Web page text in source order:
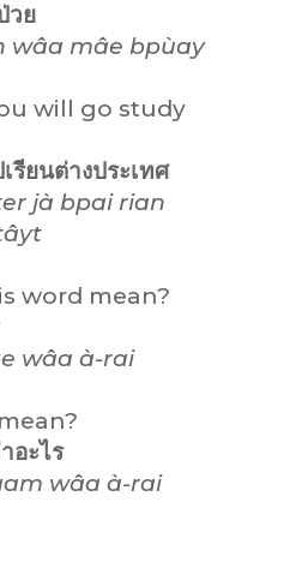
วย
wâa mâe bpùay
will go study
รียนต่างประเทศ
jà bpai rian
word mean?
wâa à-rai
อะไร
wâa à-rai